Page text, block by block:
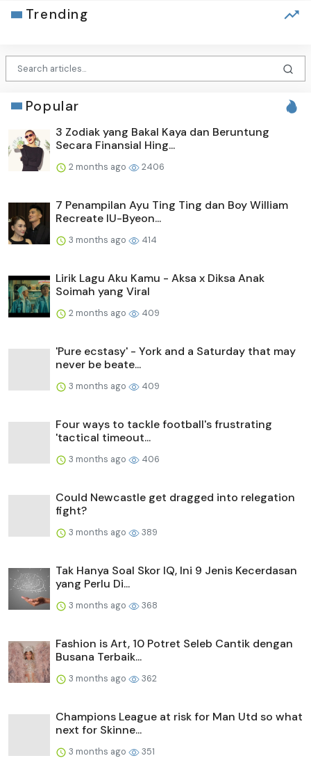
Trending
Popular
3 Zodiak yang Bakal Kaya dan Beruntung
Secara Finansial Hing...
2 months ago 2406
7 Penampilan Ayu Ting Ting dan Boy William
Recreate IU-Byeon...
3 months ago 414
Lirik Lagu Aku Kamu - Aksa x Diksa Anak
Soimah yang Viral
2 months ago 409
'Pure ecstasy' - York and a Saturday that may
never be beate...
3 months ago 409
Four ways to tackle football's frustrating
'tactical timeout...
3 months ago 406
Could Newcastle get dragged into relegation
fight?
3 months ago 389
Tak Hanya Soal Skor IQ, Ini 9 Jenis Kecerdasan
yang Perlu Di...
3 months ago 368
Fashion is Art, 10 Potret Seleb Cantik dengan
Busana Terbaik...
3 months ago 362
Champions League at risk for Man Utd so what
next for Skinne...
3 months ago 351